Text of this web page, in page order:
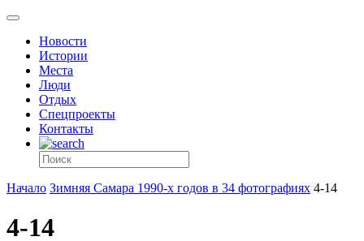
Новости
Истории
Места
Люди
Отдых
Спецпроекты
Контакты
Начало Зимняя Самара 1990-х годов в 34 фотографиях 4-14
4-14